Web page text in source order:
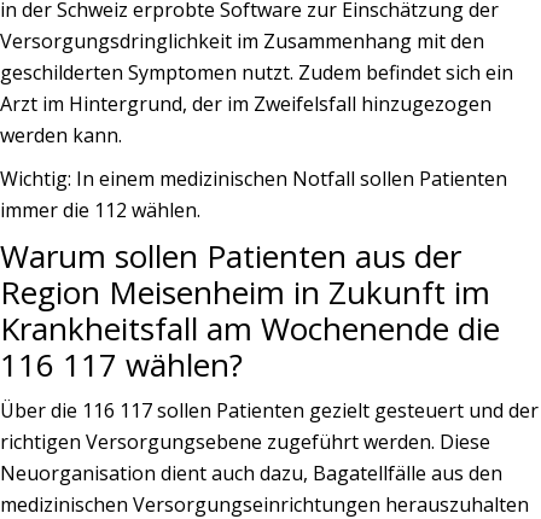
in der Schweiz erprobte Software zur Einschätzung der
Versorgungsdringlichkeit im Zusammenhang mit den
geschilderten Symptomen nutzt. Zudem befindet sich ein
Arzt im Hintergrund, der im Zweifelsfall hinzugezogen
werden kann.
Wichtig: In einem medizinischen Notfall sollen Patienten
immer die 112 wählen.
Warum sollen Patienten aus der
Region Meisenheim in Zukunft im
Krankheitsfall am Wochenende die
116 117 wählen?
Über die 116 117 sollen Patienten gezielt gesteuert und der
richtigen Versorgungsebene zugeführt werden. Diese
Neuorganisation dient auch dazu, Bagatellfälle aus den
medizinischen Versorgungseinrichtungen herauszuhalten